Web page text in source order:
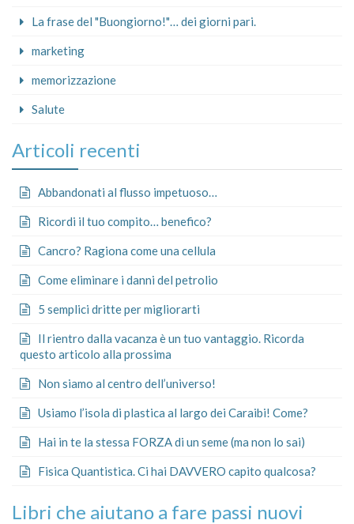
La frase del "Buongiorno!"… dei giorni pari.
marketing
memorizzazione
Salute
Articoli recenti
Abbandonati al flusso impetuoso…
Ricordi il tuo compito… benefico?
Cancro? Ragiona come una cellula
Come eliminare i danni del petrolio
5 semplici dritte per migliorarti
Il rientro dalla vacanza è un tuo vantaggio. Ricorda
questo articolo alla prossima
Non siamo al centro dell’universo!
Usiamo l’isola di plastica al largo dei Caraibi! Come?
Hai in te la stessa FORZA di un seme (ma non lo sai)
Fisica Quantistica. Ci hai DAVVERO capito qualcosa?
Libri che aiutano a fare passi nuovi